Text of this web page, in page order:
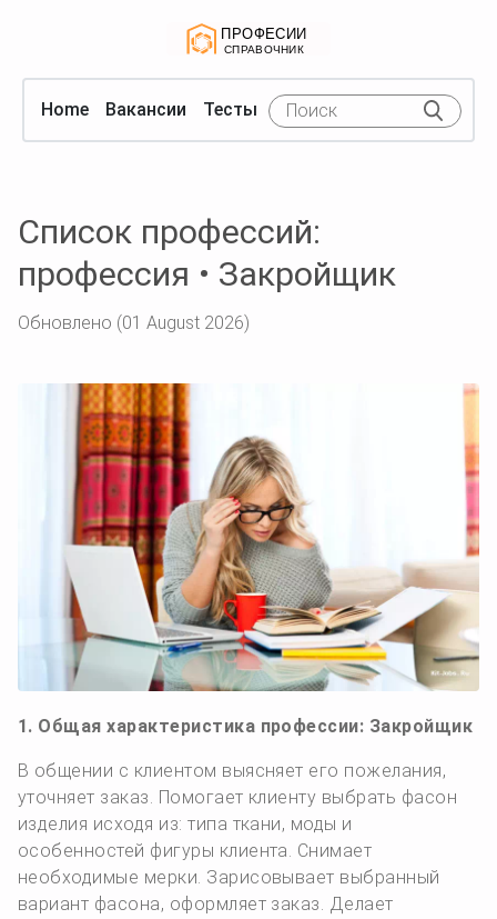
Home Вакансии Тесты
Список профессий:
профессия • Закройщик
Обновлено (01 August 2026)
1. Общая характеристика профессии: Закройщик
В общении с клиентом выясняет его пожелания,
уточняет заказ. Помогает клиенту выбрать фасон
изделия исходя из: типа ткани, моды и
особенностей фигуры клиента. Снимает
необходимые мерки. Зарисовывает выбранный
вариант фасона, оформляет заказ. Делает